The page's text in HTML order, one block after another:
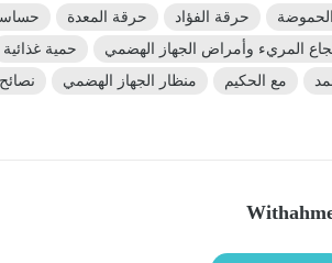
الحموضة حرقة الفؤاد حرقة المعدة
المريء وأمراض الجهاز الهضمي
حمية غذائية
مع الحكيم منظار الجهاز الهضمي